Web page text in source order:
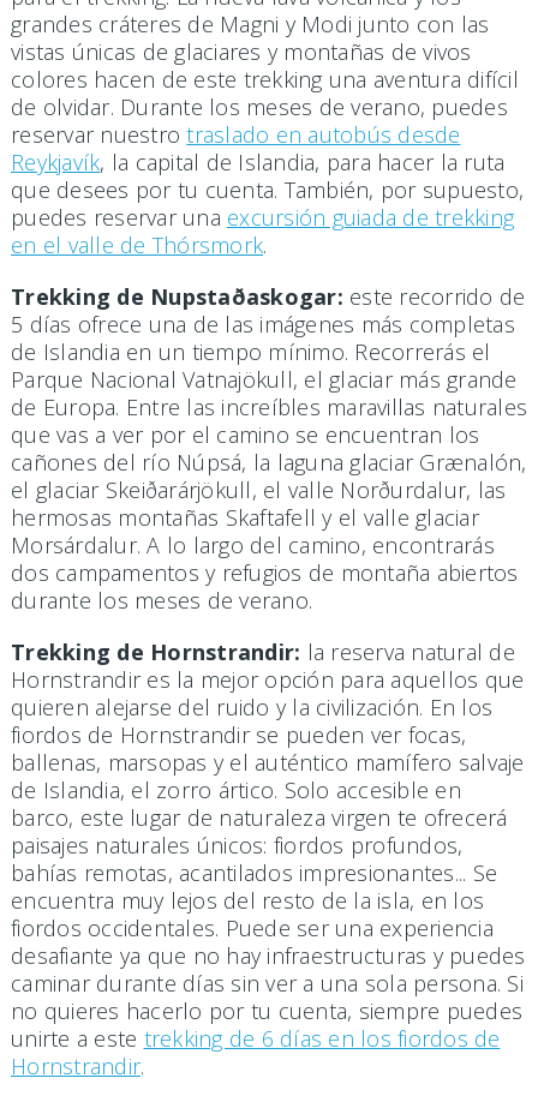
grandes cráteres de Magni y Modi junto con las
vistas únicas de glaciares y montañas de vivos
colores hacen de este trekking una aventura difícil
de olvidar. Durante los meses de verano, puedes
reservar nuestrotraslado en autobús desde
Reykjavík, la capital de Islandia, para hacer la ruta
que desees por tu cuenta. También, por supuesto,
puedes reservar una excursión guiada de trekking
en el valle de Thórsmork.
Trekking de Nupstaðaskogar: este recorrido de
5 días ofrece una de las imágenes más completas
de Islandia en un tiempo mínimo. Recorrerás el
Parque Nacional Vatnajökull, el glaciar más grande
de Europa. Entre las increíbles maravillas naturales
que vas a ver por el camino se encuentran los
cañones del río Núpsá, la laguna glaciar Grænalón,
el glaciar Skeiðarárjökull, el valle Norðurdalur, las
hermosas montañas Skaftafell y el valle glaciar
Morsárdalur. A lo largo del camino, encontrarás
dos campamentos y refugios de montaña abiertos
durante los meses de verano.
Trekking de Hornstrandir: la reserva natural de
Hornstrandir es la mejor opción para aquellos que
quieren alejarse del ruido y la civilización. En los
fiordos de Hornstrandir se pueden ver focas,
ballenas, marsopas y el auténtico mamífero salvaje
de Islandia, el zorro ártico. Solo accesible en
barco, este lugar de naturaleza virgen te ofrecerá
paisajes naturales únicos: fiordos profundos,
bahías remotas, acantilados impresionantes... Se
encuentra muy lejos del resto de la isla, en los
fiordos occidentales. Puede ser una experiencia
desafiante ya que no hay infraestructuras y puedes
caminar durante días sin ver a una sola persona. Si
no quieres hacerlo por tu cuenta, siempre puedes
unirte a este trekking de 6 días en los fiordos de
Hornstrandir.